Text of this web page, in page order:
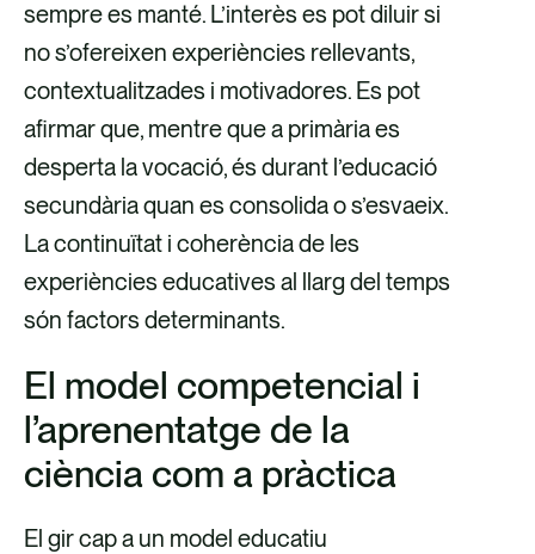
sempre es manté. L’interès es pot diluir si
no s’ofereixen experiències rellevants,
contextualitzades i motivadores. Es pot
afirmar que, mentre que a primària es
desperta la vocació, és durant l’educació
secundària quan es consolida o s’esvaeix.
La continuïtat i coherència de les
experiències educatives al llarg del temps
són factors determinants.
El model competencial i
l’aprenentatge de la
ciència com a pràctica
El gir cap a un model educatiu